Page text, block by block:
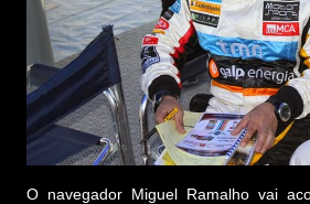
O navegador Miguel Ramalho vai